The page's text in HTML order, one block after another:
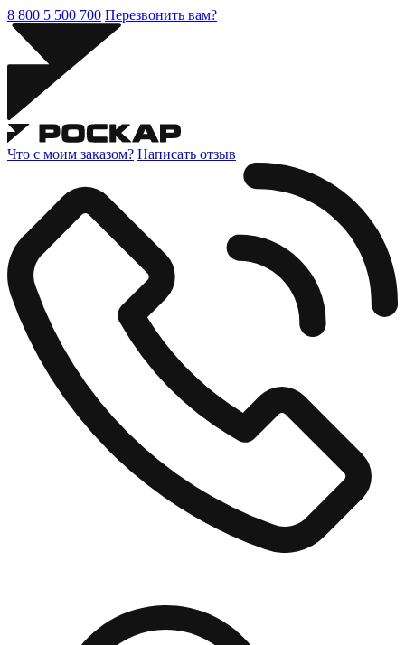
8 800 5 500 700 Перезвонить вам?
Что с моим заказом? Написать отзыв